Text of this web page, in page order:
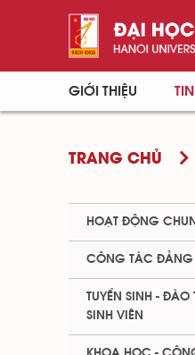
GIỚI THIỆU
TRANG CHỦ
HOẠT ĐỘNG
CÔNG TÁC ĐẢNG
TUYỂN SINH -
SINH VIÊN